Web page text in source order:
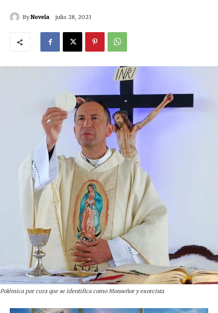
By Novela julio 28, 2023
Polémica por cura que se identifica como Monseñor y exorcista